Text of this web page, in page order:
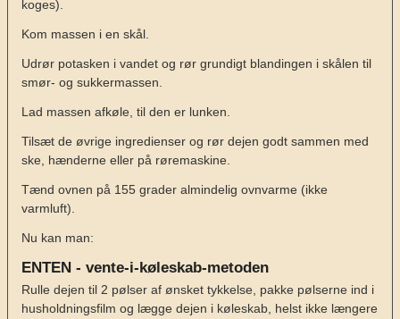
koges).
Kom massen i en skål.
Udrør potasken i vandet og rør grundigt blandingen i skålen til
smør- og sukkermassen.
Lad massen afkøle, til den er lunken.
Tilsæt de øvrige ingredienser og rør dejen godt sammen med
ske, hænderne eller på røremaskine.
Tænd ovnen på 155 grader almindelig ovnvarme (ikke
varmluft).
Nu kan man:
ENTEN - vente-i-køleskab-metoden
Rulle dejen til 2 pølser af ønsket tykkelse, pakke pølserne ind i
husholdningsfilm og lægge dejen i køleskab, helst ikke længere